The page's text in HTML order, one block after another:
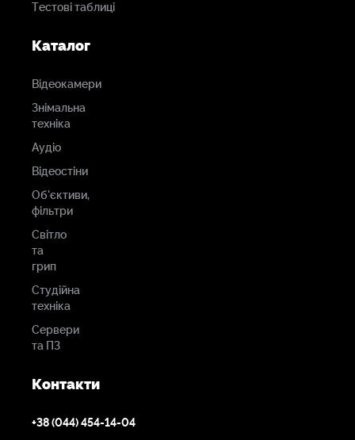
Тестові таблиці
Каталог
Відеокамери
Знімальна
техніка
Аудіо
Відеостіни
Об'єктиви,
фільтри
Світло
та
грип
Студійна
техніка
Сервери
та ПЗ
Контакти
+38 (044) 454-14-04